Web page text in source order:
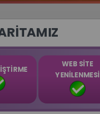
WEB SİTE
YENİLENMESİ